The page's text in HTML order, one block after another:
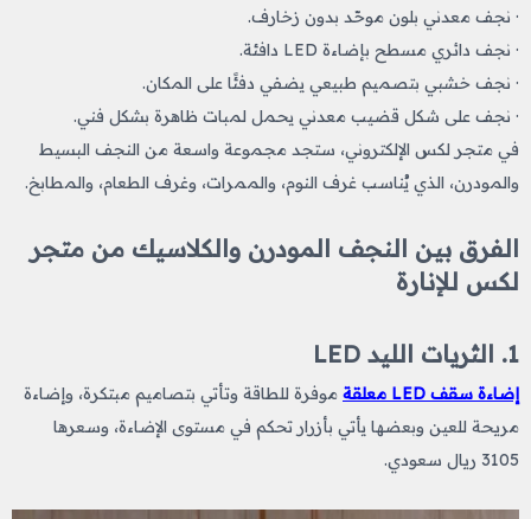
· نجف معدني بلون موحّد بدون زخارف.
· نجف دائري مسطح بإضاءة LED دافئة.
· نجف خشبي بتصميم طبيعي يضفي دفئًا على المكان.
· نجف على شكل قضيب معدني يحمل لمبات ظاهرة بشكل فني.
في متجر لكس الإلكتروني، ستجد مجموعة واسعة من النجف البسيط
والمودرن، الذي يُناسب غرف النوم، والممرات، وغرف الطعام، والمطابخ.
الفرق بين النجف المودرن والكلاسيك من متجر
لكس للإنارة
1. الثريات الليد LED
إضاءة سقف LED معلقة
موفرة للطاقة وتأتي بتصاميم مبتكرة، وإضاءة
مريحة للعين وبعضها يأتي بأزرار تحكم في مستوى الإضاءة، وسعرها
3105 ريال سعودي.